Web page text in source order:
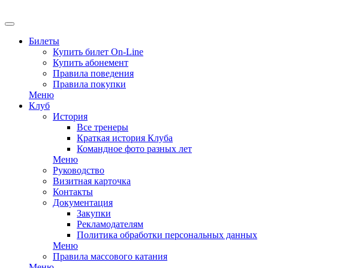
Билеты
Купить билет On-Line
Купить абонемент
Правила поведения
Правила покупки
Меню
Клуб
История
Все тренеры
Краткая история Клуба
Командное фото разных лет
Меню
Руководство
Визитная карточка
Контакты
Документация
Закупки
Рекламодателям
Политика обработки персональных данных
Меню
Правила массового катания